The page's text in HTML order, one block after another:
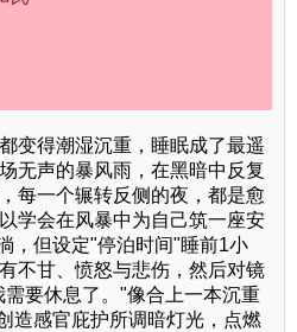
变得潮湿沉重，睡眠成了最遥
无声的暴风雨，在黑暗中反复
每一个辗转反侧的夜，都是愈
学会在风暴中为自己筑一座安
，但设定"停泊时间"睡前1小
不甘、愤怒与悲伤，然后对镜
要休息了。"像合上一本沉重
造感官庇护所调暗灯光，点燃